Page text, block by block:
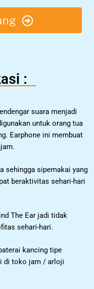
:
suara menjadi
untuk orang tua
Earphone ini membuat
sehingga sipemakai yang
beraktivitas sehari-hari
The Ear jadi tidak
sehari-hari.
kancing tipe
di toko jam / arloji